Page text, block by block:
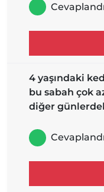
Cevaplandı
4 yaşındaki
bu sabah çok
diğer
Cevaplandı